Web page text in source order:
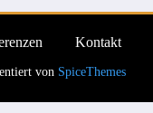
Kontakt
von SpiceThemes